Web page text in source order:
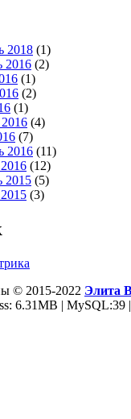
2018 (1)
2016 (2)
(1)
(2)
(1)
(4)
(7)
2016 (11)
(12)
2015 (5)
(3)
© 2015-2022 Элита
6.31MB | MySQL:39